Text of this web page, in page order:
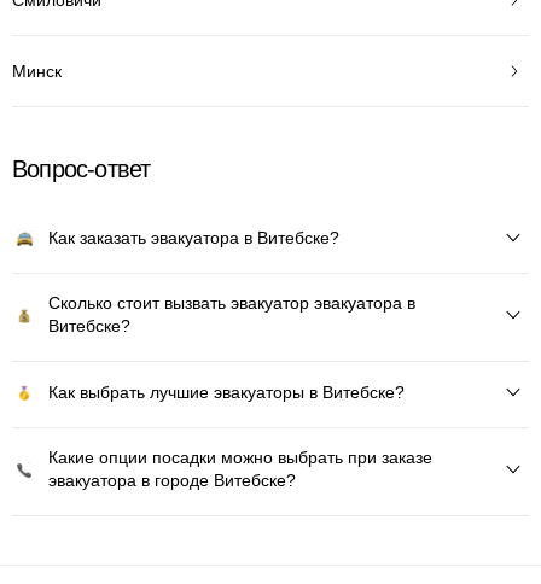
Минск
Вопрос-ответ
Как заказать эвакуатора в Витебске?
Сколько стоит вызвать эвакуатор эвакуатора в
Витебске?
Как выбрать лучшие эвакуаторы в Витебске?
Какие опции посадки можно выбрать при заказе
эвакуатора в городе Витебске?